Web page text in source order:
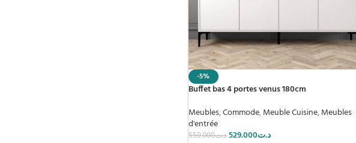
-5%
Buffet bas 4 portes venus 180cm
Meubles,Commode,Meuble Cuisine,Meubles
d'entrée
د.ت559.000 د.ت529.000